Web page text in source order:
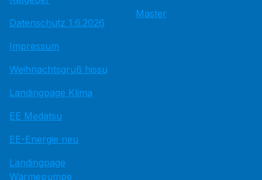
Datenschutz 1.6.2026
Impressum
Weihnachtsgruß hissu
Landingpage Klima
EE Medatsu
EE-Energie neu
Landingpage
Wärmepumpe
Master